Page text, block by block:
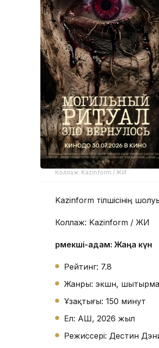
Коллаж: Kazinform / ЖИ
Kazinform тілшісінің
Коллаж: Kazinform / ЖИ
Өрмекші-адам: Жаңа күн
Рейтинг: 7.8
Жанры: экшн,
Ұзақтығы: 150 минут
Ел: АҚШ, 2026 жыл
Режиссері: Дестин